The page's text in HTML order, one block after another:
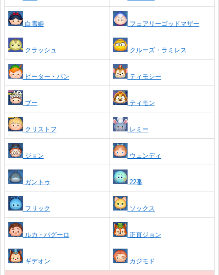
白雪姫 フェアリーゴッドマザー
クラッシュ クルーズ・ラミレス
ピーター・パン ティモシー
ブー ティモン
クリストフ レミー
ジョン ウェンディ
ガントゥ 22番
フリック ソックス
ルカ・パグーロ 正直ジョン
ギデオン カジモド